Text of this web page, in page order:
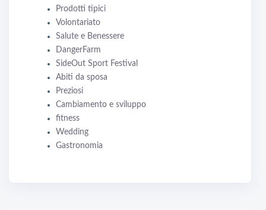
Prodotti tipici
Volontariato
Salute e Benessere
DangerFarm
SideOut Sport Festival
Abiti da sposa
Preziosi
Cambiamento e sviluppo
fitness
Wedding
Gastronomia